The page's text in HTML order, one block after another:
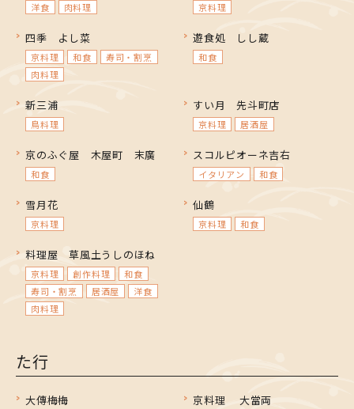
洋食 肉料理 京料理
四季 よし菜
京料理 和食
寿司・割烹
肉料理
遊食処 しし蔵
和食
新三浦
鳥料理
すい月 先斗町店
京料理 居酒屋
京のふぐ屋 木屋町 末廣
和食
スコルピオーネ吉右
イタリアン 和食
雪月花
京料理
仙鶴
京料理 和食
料理屋 草風土うしのほね
京料理 創作料理
和食
寿司・割烹
居酒屋
洋食
肉料理
た行
大傳梅梅 京料理 大當両